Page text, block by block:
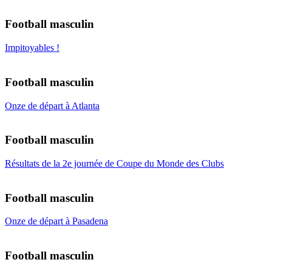
Football masculin
Impitoyables !
Football masculin
Onze de départ à Atlanta
Football masculin
Résultats de la 2e journée de Coupe du Monde des Clubs
Football masculin
Onze de départ à Pasadena
Football masculin